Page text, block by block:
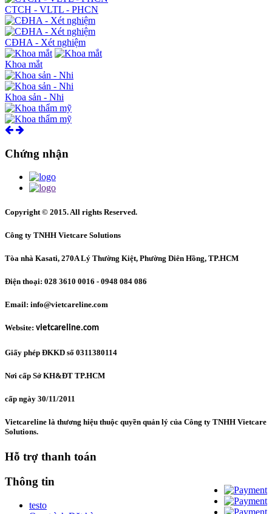
CTCH - VLTL - PHCN
CĐHA - Xét nghiệm
Khoa mắt
Khoa sản - Nhi
Khoa thẩm mỹ
Khoa nội - ICU
Khoa răng hàm mặt
Chứng nhận
Copyright © 2015. All rights Reserved.
Công ty TNHH Vietcare Solutions
Tòa nhà Kasati, 270A Lý Thường Kiệt, Phường Diên Hồng, TP.HCM
Điện thoại: 028 3610 0016 - 0948 084 086
Email: info@vietcareline.com
Website: vietcareline.com
Giấy phép ĐKKD số 0311380114
Nơi cấp Sở KH&ĐT TP.HCM
cấp ngày 30/11/2011
Vietcareline là thương hiệu thuộc quyền quản lý của Công ty TNHH Vietcare
Solutions.
Hỗ trợ thanh toán
Thông tin
testo